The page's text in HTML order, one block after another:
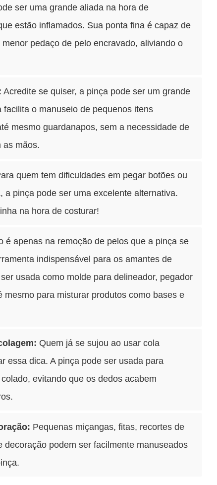
ser uma grande aliada na hora de
estão inflamados. Sua ponta fina é capaz de
pedaço de pelo encravado, aliviando o
Acredite se quiser, a pinça pode ser um grande
o manuseio de pequenos itens
mesmo guardanapos, sem a necessidade de
as mãos.
quem tem dificuldades em pegar botões ou
a pinça pode ser uma excelente alternativa.
na hora de costurar!
é apenas na remoção de pelos que a pinça se
indispensável para os amantes de
usada como molde para delineador, pegador
mesmo para misturar produtos como bases e
Quem já se sujou ao usar cola
essa dica. A pinça pode ser usada para
evitando que os dedos acabem
Pequenas miçangas, fitas, recortes de
decoração podem ser facilmente manuseados